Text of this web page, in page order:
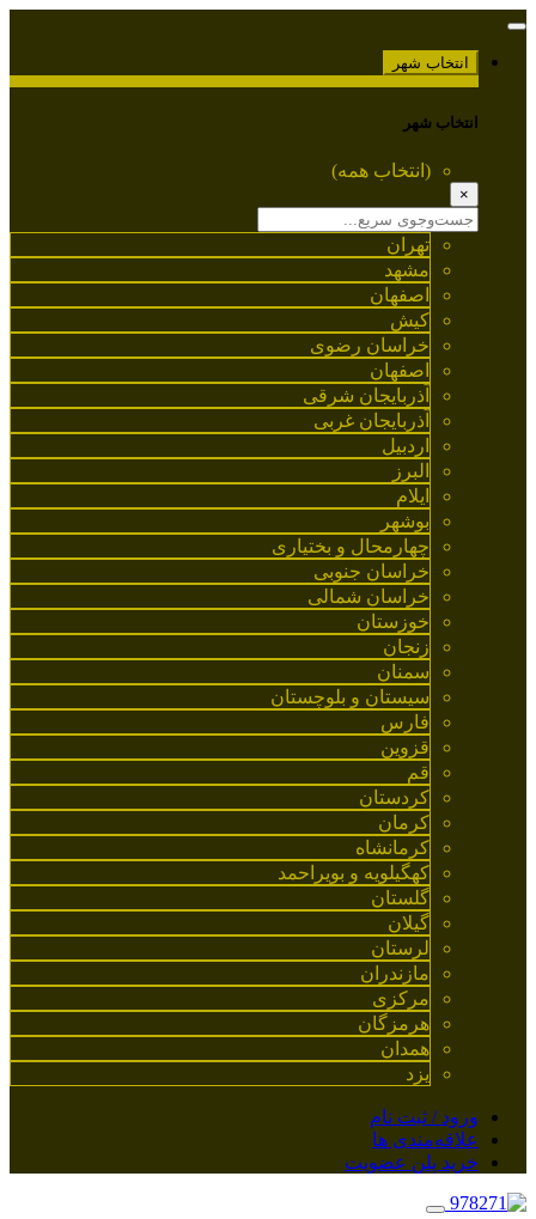
انتخاب شهر
انتخاب شهر
(انتخاب همه)
×
تهران
مشهد
اصفهان
کیش
خراسان رضوی
اصفهان
آذربایجان شرقی
آذربایجان غربی
اردبیل
البرز
ایلام
بوشهر
چهارمحال و بختیاری
خراسان جنوبی
خراسان شمالی
خوزستان
زنجان
سمنان
سیستان و بلوچستان
فارس
قزوین
قم
کردستان
کرمان
کرمانشاه
کهگیلویه و بویراحمد
گلستان
گیلان
لرستان
مازندران
مرکزی
هرمزگان
همدان
یزد
ورود / ثبت نام
علاقه‌مندی ها
خرید پلن عضویت